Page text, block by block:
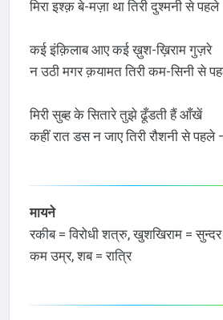
मिरा इश्क़ बे-मज़ा था तिरी दुश्मनी से पहले
कई इंक़िलाब आए कई ख़ुश-ख़िराम गुज़रे
न उठी मगर क़यामत तिरी कम-सिनी से
मिरी सुब्ह के सितारे तुझे ढूँडती हैं आँखें
कहीं रात डस न जाए तिरी रौशनी से पहले
मायने
रकीब = विरोधी शत्रु, खुशखिराम =
कम उम्र, शब = रात्रि